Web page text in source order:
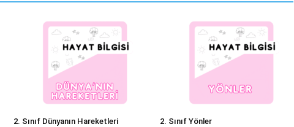
2. Sınıf Dünyanın Hareketleri 2. Sınıf Yönler